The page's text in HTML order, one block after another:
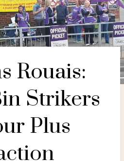
Rouais:
Strikers
Plus